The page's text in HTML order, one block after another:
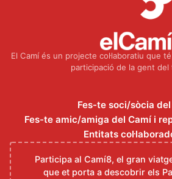
El Camí és un projecte col·laboratiu que
participació de la gent
Fes-te soci/sòcia
Fes-te amic/amiga del Camí i
Entitats
Participa al Camí8, el gran
que et porta a descobrir els